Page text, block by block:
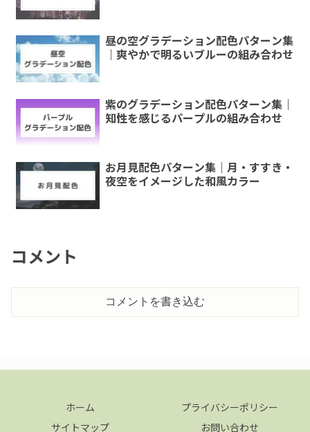
昼の空グラデーション配色パターン集
｜爽やかで明るいブルーの組み合わせ
紫のグラデーション配色パターン集｜
知性を感じるパープルの組み合わせ
お月見配色パターン集｜月・すすき・
夜空をイメージした和風カラー
コメント
コメントを書き込む
ホーム
プライバシーポリシー
サイトマップ
お問い合わせ